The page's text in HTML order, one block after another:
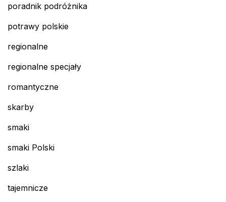
poradnik podróżnika
potrawy polskie
regionalne
regionalne specjały
romantyczne
skarby
smaki
smaki Polski
szlaki
tajemnicze